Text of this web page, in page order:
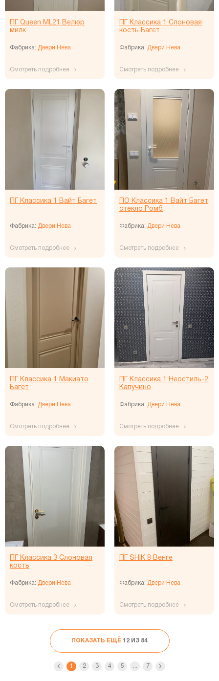
ПГ Queen ML21 Велюр
милк
Фабрика: Двери Нева
Смотреть подробнее
ПГ Классика 1 Слоновая
кость Багет
Фабрика: Двери Нева
Смотреть подробнее
ПГ Классика 1 Вайт Багет
Фабрика: Двери Нева
Смотреть подробнее
ПО Классика 1 Вайт Багет
стекло Ромб
Фабрика: Двери Нева
Смотреть подробнее
ПГ Классика 1 Макиато
Багет
Фабрика: Двери Нева
Смотреть подробнее
ПГ Классика 1 Неостиль-2
Капучино
Фабрика: Двери Нева
Смотреть подробнее
ПГ Классика 3 Слоновая
кость
Фабрика: Двери Нева
Смотреть подробнее
ПГ SHIK 8 Венге
Фабрика: Двери Нева
Смотреть подробнее
ПОКАЗАТЬ ЕЩЁ 12 ИЗ 84
2 3 4 5 ... 7